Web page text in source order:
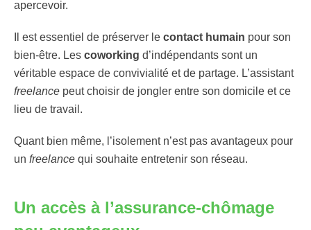
apercevoir.
Il est essentiel de préserver le contact humain pour son
bien-être. Les coworking d’indépendants sont un
véritable espace de convivialité et de partage. L’assistant
freelance peut choisir de jongler entre son domicile et ce
lieu de travail.
Quant bien même, l’isolement n’est pas avantageux pour
un freelance qui souhaite entretenir son réseau.
Un accès à l’assurance-chômage